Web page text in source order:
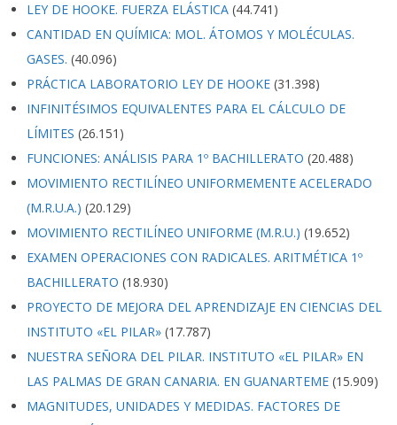
LEY DE HOOKE. FUERZA ELÁSTICA (44.741)
CANTIDAD EN QUÍMICA: MOL. ÁTOMOS Y MOLÉCULAS.
GASES. (40.096)
PRÁCTICA LABORATORIO LEY DE HOOKE (31.398)
INFINITÉSIMOS EQUIVALENTES PARA EL CÁLCULO DE
LÍMITES (26.151)
FUNCIONES: ANÁLISIS PARA 1º BACHILLERATO (20.488)
MOVIMIENTO RECTILÍNEO UNIFORMEMENTE ACELERADO
(M.R.U.A.) (20.129)
MOVIMIENTO RECTILÍNEO UNIFORME (M.R.U.) (19.652)
EXAMEN OPERACIONES CON RADICALES. ARITMÉTICA 1º
BACHILLERATO (18.930)
PROYECTO DE MEJORA DEL APRENDIZAJE EN CIENCIAS DEL
INSTITUTO «EL PILAR» (17.787)
NUESTRA SEÑORA DEL PILAR. INSTITUTO «EL PILAR» EN
LAS PALMAS DE GRAN CANARIA. EN GUANARTEME (15.909)
MAGNITUDES, UNIDADES Y MEDIDAS. FACTORES DE